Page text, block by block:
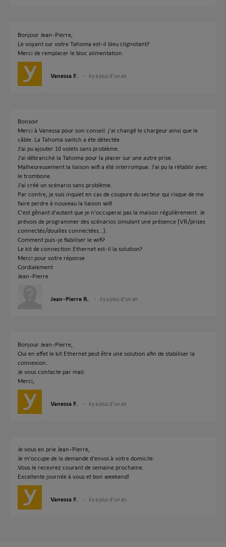
Bonjour Jean-Pierre,
Le voyant sur votre Tahoma est-il bleu clignotant?
Merci de remplacer le bloc alimentation.
Vanessa F. il y a plus d'un an
Bonsoir
Merci à Vanessa pour son conseil: j'ai changé le chargeur ainsi que le
câble. La Tahoma switch a éte détectée.
J'ai pu ajouter 10 volets sans problème.
J'ai débranché la Tahoma pour la placer sur une autre prise.
Malheureusement la liaison wifi a été interrompue. J'ai pu la rétablir avec
le trombone.
J'ai créé un scénario sans problème.
Par contre, je suis inquiet en cas de coupure du secteur qui risque de me
faire perdre à nouveau la liaison wifi.
C'est gênant d'autant que je n'occuperai pas la maison régulièrement. Je
prévois de programmer des scénarios simulant une présence (VR/prises
connectés/douilles connectées...).
Comment puis-je fiabiliser le wifi?
Le kit de connection Ethernet est-il la solution?
Merci pour votre réponse
Cordialement
Jean-Pierre
Jean-Pierre R. il y a plus d'un an
Bonjour Jean-Pierre,
Oui en effet le kit Ethernet peut être une solution afin de stabiliser la
connexion.
Je vous contacte par mail.
Merci,
Vanessa F. il y a plus d'un an
Je vous en prie Jean-Pierre,
Je m'occupe de la demande d'envoi à votre domicile.
Vous le recevrez courant de semaine prochaine.
Excellente journée à vous et bon weekend!
Vanessa F. il y a plus d'un an